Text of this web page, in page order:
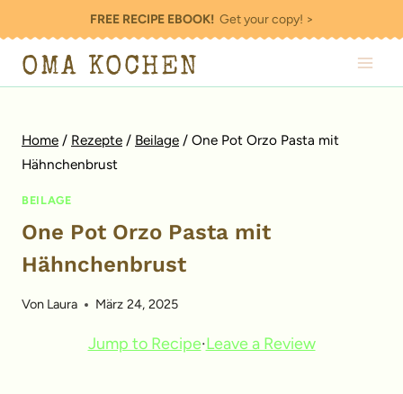
Inhalt
springen
FREE RECIPE EBOOK!Get your copy! >
OMA KOCHEN
Home / Rezepte / Beilage / One Pot Orzo Pasta mit
Hähnchenbrust
BEILAGE
One Pot Orzo Pasta mit
Hähnchenbrust
Von Laura März 24, 2025
Jump to Recipe·Leave a Review